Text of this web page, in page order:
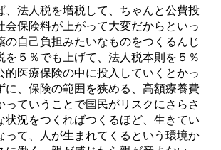
法人税を増税して、ちゃんと公費投
会保険料が上がって大変だからといっ
の自己負担みたいなものをつくるんじ
を５％でも上げて、法人税本則を５％
的医療保険の中に投入していくとかっ
に、保険の範囲を狭める、高額療養費
っていうことで国民がリスクにさらさ
状況をつくればつくるほど、生きてい
って、人が生まれてくるという環境か